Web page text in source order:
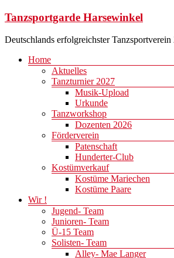
Zum
springen
Tanzsportgarde Harsewinkel
Deutschlands erfolgreichster
Menü
Home
Aktuelles
Tanzturnier 2027
Musik-Upload
Urkunde
Tanzworkshop
Dozenten 2026
Förderverein
Patenschaft
Hunderter-Club
Kostümverkauf
Kostüme Mariechen
Kostüme Paare
Wir !
Jugend- Team
Junioren- Team
Ü-15 Team
Solisten- Team
Alley- Mae Langer